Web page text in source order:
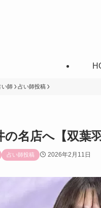
い師 占い師投稿
の名店へ【双葉
占い師投稿 2026年2月11日